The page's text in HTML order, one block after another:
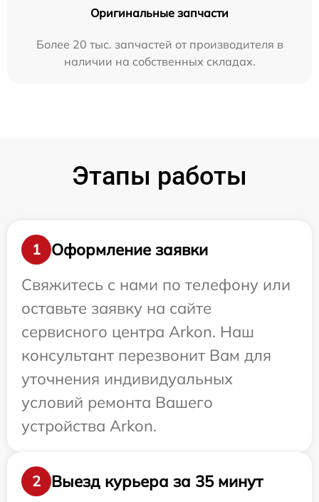
Оригинальные запчасти
Более 20 тыс. запчастей от производителя в
наличии на собственных складах.
Этапы работы
1
Оформление заявки
Свяжитесь с нами по телефону или
оставьте заявку на сайте
сервисного центра Arkon. Наш
консультант перезвонит Вам для
уточнения индивидуальных
условий ремонта Вашего
устройства Arkon.
2 Выезд курьера за 35 минут